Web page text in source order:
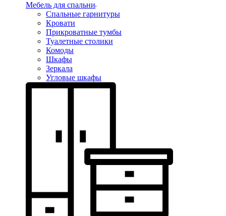
Мебель для спальни
Спальные гарнитуры
Кровати
Прикроватные тумбы
Туалетные столики
Комоды
Шкафы
Зеркала
Угловые шкафы